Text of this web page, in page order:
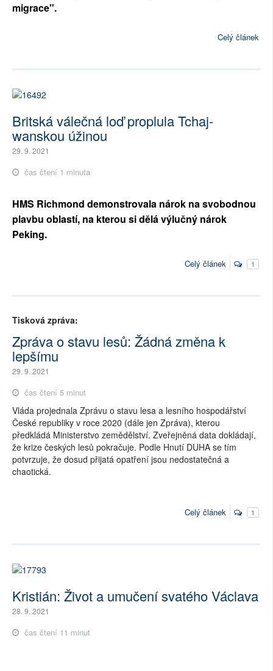
migrace".
Celý článek
Britská válečná loď proplula Tchaj-
wanskou úžinou
29. 9. 2021
čas čtení 1 minuta
HMS Richmond demonstrovala nárok na svobodnou
plavbu oblastí, na kterou si dělá výlučný nárok
Peking.
Celý článek 1
Tisková zpráva:
Zpráva o stavu lesů: Žádná změna k
lepšímu
29. 9. 2021
čas čtení 5 minut
Vláda projednala Zprávu o stavu lesa a lesního hospodářství
České republiky v roce 2020 (dále jen Zpráva), kterou
předkládá Ministerstvo zemědělství. Zveřejněná data dokládají,
že krize českých lesů pokračuje. Podle Hnutí DUHA se tím
potvrzuje, že dosud přijatá opatření jsou nedostatečná a
chaotická.
Celý článek 1
Kristián: Život a umučení svatého Václava
28. 9. 2021
čas čtení 11 minut